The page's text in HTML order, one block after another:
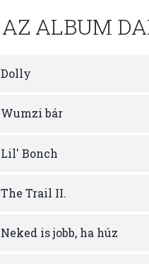
AZ ALBUM
Dolly
Wumzi bár
Lil' Bonch
The Trail II.
Neked is jobb, ha húz